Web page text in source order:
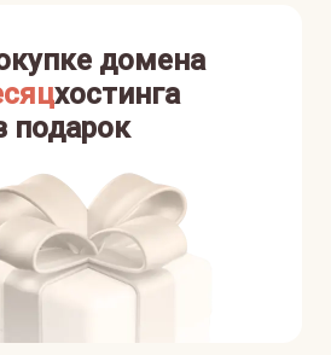
домена
хостинга
подарок